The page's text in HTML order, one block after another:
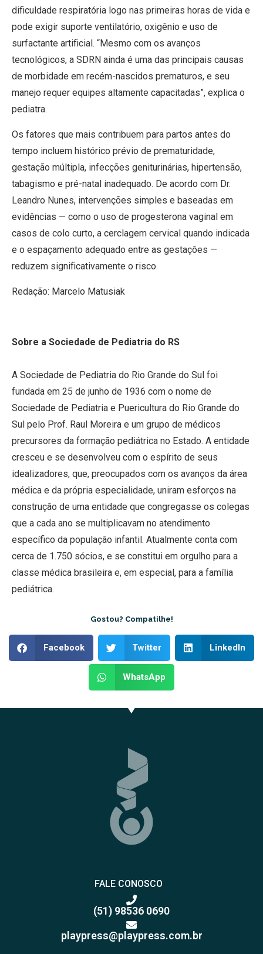
dificuldade respiratória logo nas primeiras horas de vida e
pode exigir suporte ventilatório, oxigênio e uso de
surfactante artificial. “Mesmo com os avanços
tecnológicos, a SDRN ainda é uma das principais causas
de morbidade em recém-nascidos prematuros, e seu
manejo requer equipes altamente capacitadas”, explica o
pediatra.
Os fatores que mais contribuem para partos antes do
tempo incluem histórico prévio de prematuridade,
gestação múltipla, infecções geniturinárias, hipertensão,
tabagismo e pré-natal inadequado. De acordo com Dr.
Leandro Nunes, intervenções simples e baseadas em
evidências — como o uso de progesterona vaginal em
casos de colo curto, a cerclagem cervical quando indicada
e o espaçamento adequado entre as gestações —
reduzem significativamente o risco.
Redação: Marcelo Matusiak
Sobre a Sociedade de Pediatria do RS
A Sociedade de Pediatria do Rio Grande do Sul foi
fundada em 25 de junho de 1936 com o nome de
Sociedade de Pediatria e Puericultura do Rio Grande do
Sul pelo Prof. Raul Moreira e um grupo de médicos
precursores da formação pediátrica no Estado. A entidade
cresceu e se desenvolveu com o espírito de seus
idealizadores, que, preocupados com os avanços da área
médica e da própria especialidade, uniram esforços na
construção de uma entidade que congregasse os colegas
que a cada ano se multiplicavam no atendimento
específico da população infantil. Atualmente conta com
cerca de 1.750 sócios, e se constitui em orgulho para a
classe médica brasileira e, em especial, para a família
pediátrica.
Gostou? Compatilhe!
Facebook Twitter LinkedIn
WhatsApp
FALE CONOSCO
(51) 98536 0690
playpress@playpress.com.br